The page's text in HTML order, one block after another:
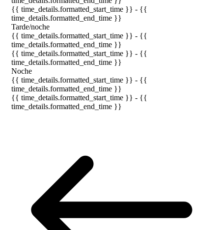
{{ time_details.formatted_start_time }} - {{
time_details.formatted_end_time }}
Tarde/noche
{{ time_details.formatted_start_time }} - {{
time_details.formatted_end_time }}
{{ time_details.formatted_start_time }} - {{
time_details.formatted_end_time }}
Noche
{{ time_details.formatted_start_time }} - {{
time_details.formatted_end_time }}
{{ time_details.formatted_start_time }} - {{
time_details.formatted_end_time }}